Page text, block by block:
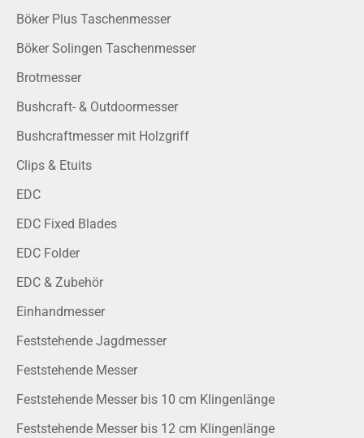
Böker Plus Taschenmesser
Böker Solingen Taschenmesser
Brotmesser
Bushcraft- & Outdoormesser
Bushcraftmesser mit Holzgriff
Clips & Etuits
EDC
EDC Fixed Blades
EDC Folder
EDC & Zubehör
Einhandmesser
Feststehende Jagdmesser
Feststehende Messer
Feststehende Messer bis 10 cm Klingenlänge
Feststehende Messer bis 12 cm Klingenlänge